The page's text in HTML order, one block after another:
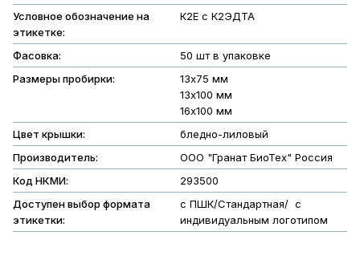
Условное обозначение на
этикетке:
К2Е с К2ЭДТА
Фасовка:
50 шт в упаковке
Размеры пробирки:
13х75 мм
13х100 мм
16х100 мм
Цвет крышки:
бледно-лиловый
Производитель:
ООО "Гранат БиоТех" Россия
Код НКМИ:
293500
Доступен выбор формата
этикетки:
с ПШК/Стандартная/ с
индивидуальным логотипом